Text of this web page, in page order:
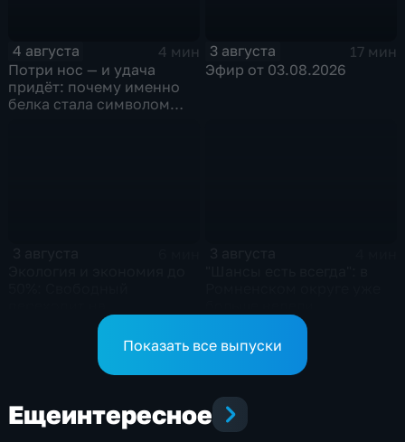
4 августа
4 мин
Потри нос — и удача
придёт: почему именно
белка стала символом
3 августа
17 мин
Эфир от 03.08.2026
газомоторное топливо
продолжаются поиски
пропавшего грибника
Показать все выпуски
Ещеинтересное